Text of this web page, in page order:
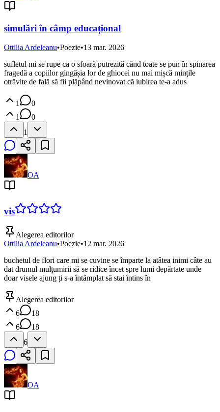
simulări în câmp educațional
Ottilia Ardeleanu•Poezie•13 mar. 2026
sufletul mi se rupe ca o sfoară putrezită când toate se pun în spinarea
fragedă a copiilor gingășia lor de ghiocei nu mai mișcă mințile
otrăvite de fală să fii plăpând nevinovat că iubirea te-a adus
1
0
1
0
1
OA
vis
Alegerea editorilor
Ottilia Ardeleanu•Poezie•12 mar. 2026
buchetul de flori care mi se cuvine se împarte la atâtea inimi câte au
dat drumul mulțumirii să se ridice încet spre lumi depărtate unde
doar visele ajung ți s-a întâmplat să stai întins în
Alegerea editorilor
6
18
6
18
6
OA